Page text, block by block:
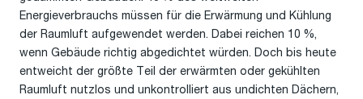
Energieverbrauchs müssen für die Erwärmung und Kühlung
der Raumluft aufgewendet werden. Dabei reichen 10 %,
wenn Gebäude richtig abgedichtet würden. Doch bis heute
entweicht der größte Teil der erwärmten oder gekühlten
Raumluft nutzlos und unkontrolliert aus undichten Dächern,